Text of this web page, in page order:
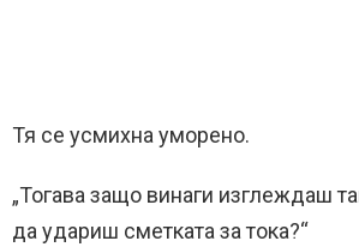
Тя се усмихна уморено.
„Тогава защо винаги изглеждаш
да удариш сметката за тока?“